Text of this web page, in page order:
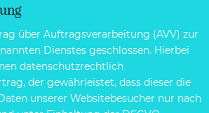
über Auftragsverarbeitung (AVV) zur
Dienstes geschlossen. Hierbei
datenschutzrechtlich
der gewährleistet, dass dieser die
unserer Websitebesucher nur nach